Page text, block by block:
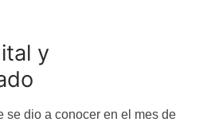
y
se dio a conocer en el mes de